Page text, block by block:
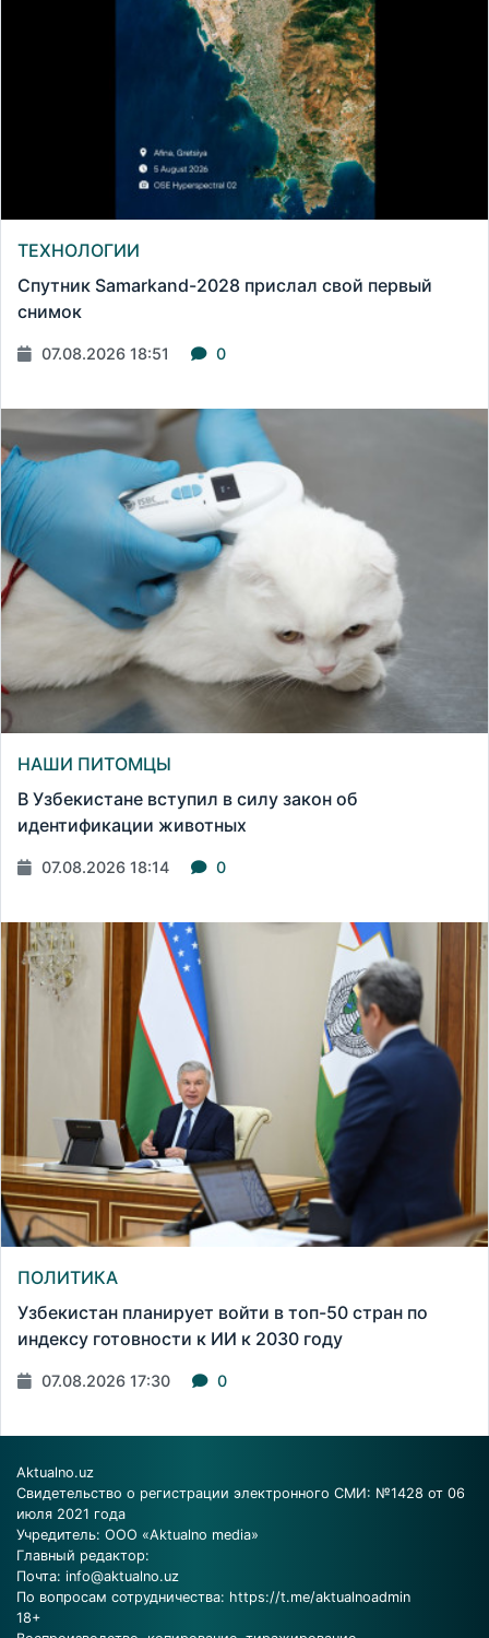
ТЕХНОЛОГИИ
Спутник Samarkand-2028 прислал свой первый
снимок
07.08.2026 18:51 0
НАШИ ПИТОМЦЫ
В Узбекистане вступил в силу закон об
идентификации животных
07.08.2026 18:14 0
ПОЛИТИКА
Узбекистан планирует войти в топ-50 стран по
индексу готовности к ИИ к 2030 году
07.08.2026 17:30 0
Aktualno.uz
Свидетельство о регистрации электронного СМИ: №1428 от 06
июля 2021 года
Учредитель: ООО «Aktualno media»
Главный редактор:
Почта: info@aktualno.uz
По вопросам сотрудничества: https://t.me/aktualnoadmin
18+